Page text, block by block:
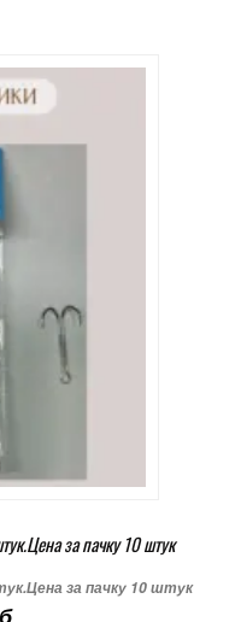
за пачку 10 штук
за пачку 10 штук